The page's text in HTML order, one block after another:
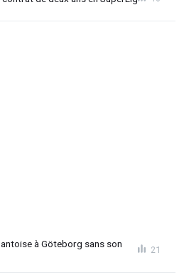
à Göteborg sans son
21